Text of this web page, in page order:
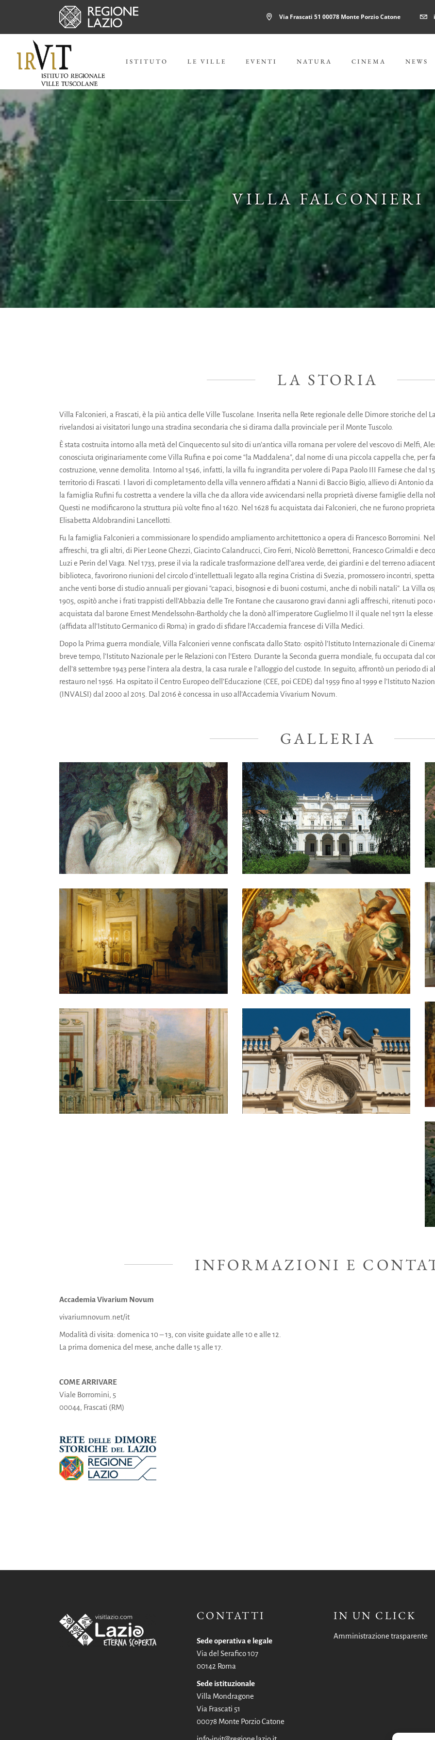
Via Frascati 51 00078 Monte Porzio Catone
ISTITUTO LE VILLE EVENTI NATURA CINEMA NEWS
VILLA FALCONIERI
LA STORIA
Villa Falconieri, a Frascati, è la più antica delle Ville Tuscolane. Inserita nella Rete regionale delle Dimore storiche del
rivelandosi ai visitatori lungo una stradina secondaria che si dirama dalla provinciale per il Monte Tuscolo.
È stata costruita intorno alla metà del Cinquecento sul sito di un’antica villa romana per volere del vescovo di Melfi,
conosciuta originariamente come Villa Rufina e poi come “la Maddalena”, dal nome di una piccola cappella che, per
costruzione, venne demolita. Intorno al 1546, infatti, la villa fu ingrandita per volere di Papa Paolo III Farnese che dal
territorio di Frascati. I lavori di completamento della villa vennero affidati a Nanni di Baccio Bigio, allievo di Antonio da
la famiglia Rufini fu costretta a vendere la villa che da allora vide avvicendarsi nella proprietà diverse famiglie della
Questi ne modificarono la struttura più volte fino al 1620. Nel 1628 fu acquistata dai Falconieri, che ne furono
Elisabetta Aldobrandini Lancellotti.
Fu la famiglia Falconieri a commissionare lo spendido ampliamento architettonico a opera di Francesco Borromini.
affreschi, tra gli altri, di Pier Leone Ghezzi, Giacinto Calandrucci, Ciro Ferri, Nicolò Berrettoni, Francesco Grimaldi e
Luzi e Perin del Vaga. Nel 1733, prese il via la radicale trasformazione dell’area verde, dei giardini e del terreno
biblioteca, favorirono riunioni del circolo d’intellettuali legato alla regina Cristina di Svezia, promossero incontri,
anche venti borse di studio annuali per giovani “capaci, bisognosi e di buoni costumi, anche di nobili natali”. La Villa
1905, ospitò anche i frati trappisti dell’Abbazia delle Tre Fontane che causarono gravi danni agli affreschi, ritenuti
acquistata dal barone Ernest Mendelssohn-Bartholdy che la donò all’imperatore Guglielmo II il quale nel 1911 la
(affidata all’Istituto Germanico di Roma) in grado di sfidare l’Accademia francese di Villa Medici.
Dopo la Prima guerra mondiale, Villa Falconieri venne confiscata dallo Stato: ospitò l’Istituto Internazionale di
breve tempo, l’Istituto Nazionale per le Relazioni con l’Estero. Durante la Seconda guerra mondiale, fu occupata dal
dell’8 settembre 1943 perse l’intera ala destra, la casa rurale e l’alloggio del custode. In seguito, affrontò un periodo
restauro nel 1956. Ha ospitato il Centro Europeo dell’Educazione (CEE, poi CEDE) dal 1959 fino al 1999 e l’Istituto
(INVALSI) dal 2000 al 2015. Dal 2016 è concessa in uso all’Accademia Vivarium Novum.
GALLERIA
INFORMAZIONI E
Accademia Vivarium Novum
vivariumnovum.net/it
Modalità di visita: domenica 10 – 13, con visite guidate alle 10 e alle 12.
La prima domenica del mese, anche dalle 15 alle 17.
COME ARRIVARE
Viale Borromini, 5
00044, Frascati (RM)
CONTATTI
Sede operativa e legale
Via del Serafico 107
00142 Roma
Sede istituzionale
Villa Mondragone
Via Frascati 51
00078 Monte Porzio Catone
IN UN CLICK
Amministrazione trasparente